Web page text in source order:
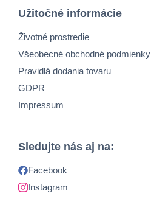
Užitočné informácie
Životné prostredie
Všeobecné obchodné podmienky
Pravidlá dodania tovaru
GDPR
Impressum
Sledujte nás aj na:
Facebook
Instagram